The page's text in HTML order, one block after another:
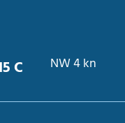
C NW 4 kn